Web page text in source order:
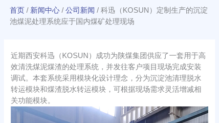
首页 / 新闻中心 / 公司新闻 / 科迅（KOSUN）定制生产的沉淀
池煤泥处理系统应于国内煤矿处理现场
近期西安科迅（KOSUN）成功为陕煤集团供应了一套用于高
效清洗煤泥煤渣的处理系统，并发往客户项目现场完成安装
调试。本套系统采用模块化设计理念，分为沉淀池清理脱水
转运模块和煤渣脱水转运模块，可根据现场需求灵活增减相
关功能模块。